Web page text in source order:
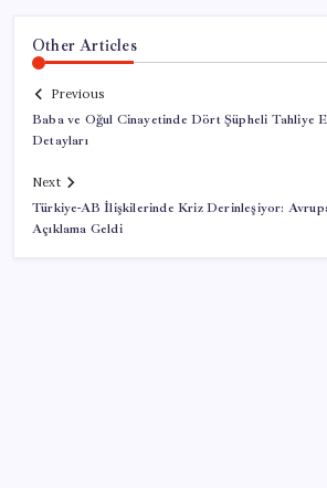
Other Articles
Previous
Baba ve Oğul Cinayetinde Dört Şüpheli Tahliye
Detayları
Next
Türkiye-AB İlişkilerinde Kriz Derinleşiyor:
Açıklama Geldi